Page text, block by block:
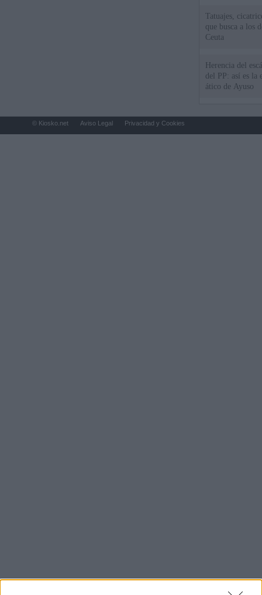
Tatuajes,
que busca a los
Ceuta
Herencia del
del PP: así es la
ático de Ayuso
© Kiosko.net Aviso Legal Privacidad y Cookies